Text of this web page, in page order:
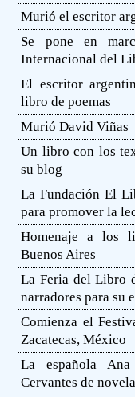
Murió el escritor
Se pone en
Internacional del
El escritor
libro de poemas
Murió David Viñas
Un libro con los
su blog
La Fundación El
para promover la
Homenaje a los
Buenos Aires
La Feria del Libro
narradores para su
Comienza el
Zacatecas, México
La española
Cervantes de novela